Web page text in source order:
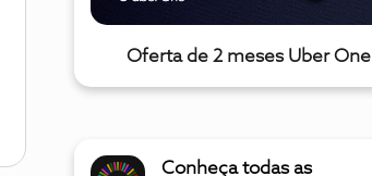
Oferta de 2 meses Uber One
Conheça todas as